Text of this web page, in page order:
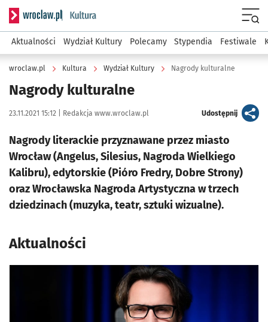
Serwis informacyjny wroclaw.pl podserwis: Kultura
Aktualności Wydział Kultury Polecamy Stypendia Festiwale
wroclaw.pl Kultura Wydział Kultury Nagrody kulturalne
Nagrody kulturalne
Data publikacji:
23.11.2021 15:12 | Autor:
Redakcja www.wroclaw.pl Udostępnijartykuł
Nagrody literackie przyznawane przez miasto
Wrocław (Angelus, Silesius, Nagroda Wielkiego
Kalibru), edytorskie (Pióro Fredry, Dobre Strony)
oraz Wrocławska Nagroda Artystyczna w trzech
dziedzinach (muzyka, teatr, sztuki wizualne).
Aktualności